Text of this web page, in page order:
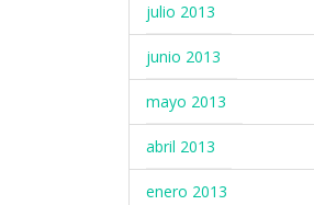
julio 2013
junio 2013
mayo 2013
abril 2013
enero 2013